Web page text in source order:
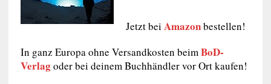
Jetzt bei Amazonbestellen!
In ganz Europa ohne Versandkosten beimBoD-
Verlagoder bei deinem Buchhändler vor Ort kaufen!